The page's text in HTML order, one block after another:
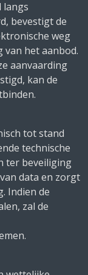
langs
bevestigt de
weg
van het aanbod.
aanvaarding
kan de
tot stand
technische
ter beveiliging
data en zorgt
Indien de
zal de